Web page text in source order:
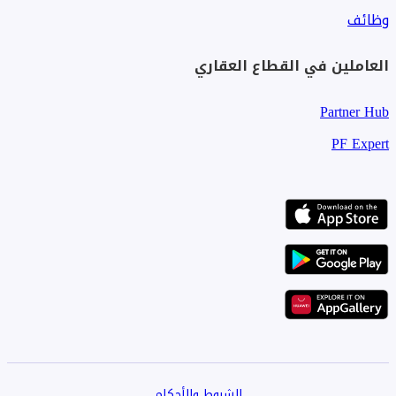
وظائف
العاملين في القطاع العقاري
Partner Hub
PF Expert